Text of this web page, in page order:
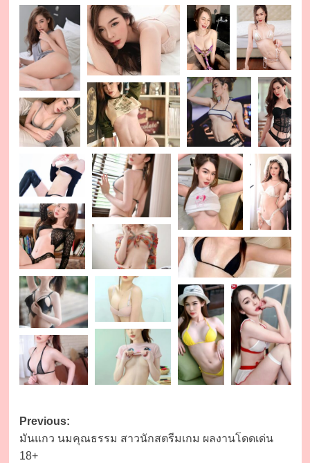
Post
navigation
Previous:
มันแกว นมคุณธรรม สาวนักสตรีมเกม ผลงานโดดเด่น
18+